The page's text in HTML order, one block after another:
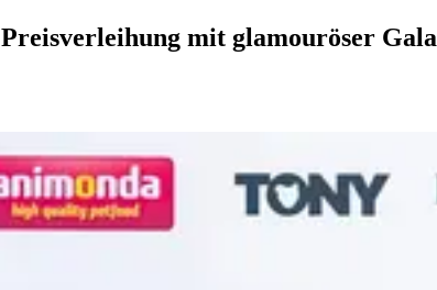
Preisverleihung mit glamouröser Gala